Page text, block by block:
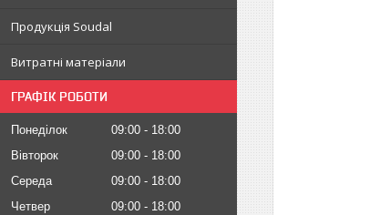
Продукція Soudal
Витратні матеріали
ГРАФІК РОБОТИ
Понеділок 09:00
18:00
Вівторок
09:00
18:00
Середа
09:00
18:00
Четвер
09:00
18:00